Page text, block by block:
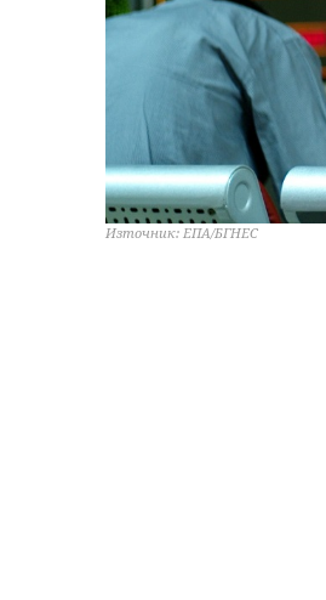
Източник: ЕПА/БГНЕС